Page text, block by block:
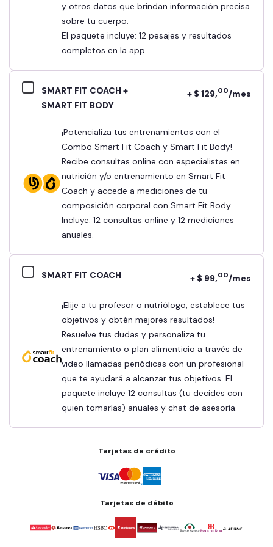
y otros datos que brindan información precisa
sobre tu cuerpo.
El paquete incluye: 12 pesajes y resultados
completos en la app
SMART FIT COACH +
SMART FIT BODY
+ $ 129,00/mes
¡Potencializa tus entrenamientos con el
Combo Smart Fit Coach y Smart Fit Body!
Recibe consultas online con especialistas en
nutrición y/o entrenamiento en Smart Fit
Coach y accede a mediciones de tu
composición corporal con Smart Fit Body.
Incluye: 12 consultas online y 12 mediciones
anuales.
SMART FIT COACH + $ 99,00/mes
¡Elije a tu profesor o nutriólogo, establece tus
objetivos y obtén mejores resultados!
Resuelve tus dudas y personaliza tu
entrenamiento o plan alimenticio a través de
video llamadas periódicas con un profesional
que te ayudará a alcanzar tus objetivos. El
paquete incluye 12 consultas (tu decides con
quien tomarlas) anuales y chat de asesoría.
Tarjetas de crédito
Tarjetas de débito